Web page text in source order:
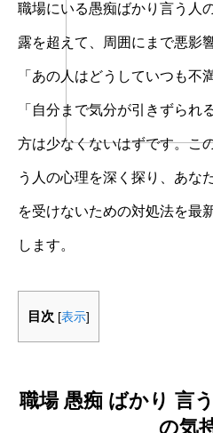
職場にいる愚痴ばかり言う人
露を超えて、周囲にまで悪影
「あの人はどうしていつも不
「自分まで気分が引きずら
方は少なくないはずです。こ
う人の心理を深く探り、あな
を受けないための対処法を最
します。
目次 [表示]
職場 愚痴 ばかり 言
の気